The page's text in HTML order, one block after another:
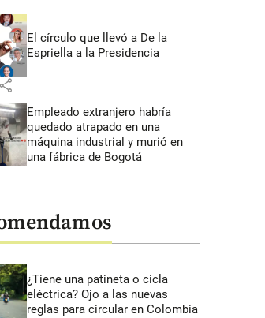
El círculo que llevó a De la
Espriella a la Presidencia
share
Empleado extranjero habría
quedado atrapado en una
máquina industrial y murió en
una fábrica de Bogotá
¿Tiene una patineta o cicla
eléctrica? Ojo a las nuevas
reglas para circular en Colombia